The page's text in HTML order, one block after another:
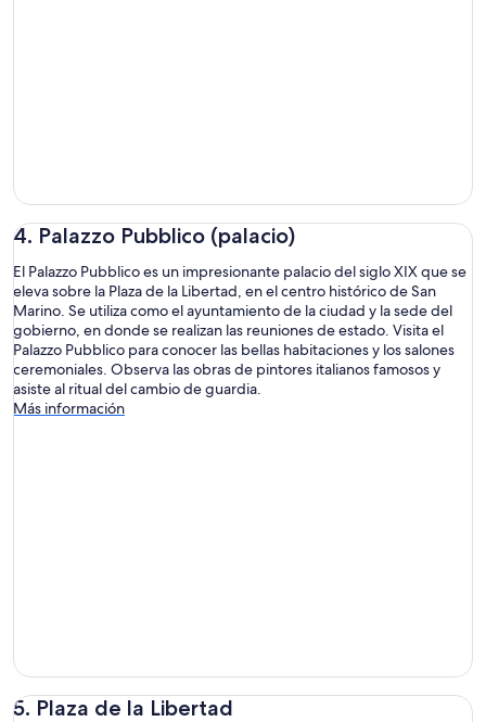
4. Palazzo Pubblico (palacio)
El Palazzo Pubblico es un impresionante palacio del siglo XIX que se
eleva sobre la Plaza de la Libertad, en el centro histórico de San
Marino. Se utiliza como el ayuntamiento de la ciudad y la sede del
gobierno, en donde se realizan las reuniones de estado. Visita el
Palazzo Pubblico para conocer las bellas habitaciones y los salones
ceremoniales. Observa las obras de pintores italianos famosos y
asiste al ritual del cambio de guardia.
Más información
5. Plaza de la Libertad